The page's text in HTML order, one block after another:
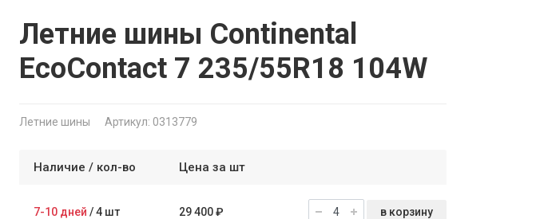
Летние шины Continental
EcoContact 7 235/55R18 104W
Летние шины Артикул: 0313779
Наличие / кол-во Цена за шт
7-10 дней /4 шт 29 400 ₽ в корзину